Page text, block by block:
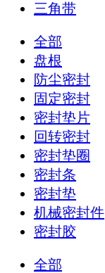
三角带
全部
盘根
防尘密封
固定密封
密封垫片
回转密封
密封垫圈
密封条
密封垫
机械密封件
密封胶
全部